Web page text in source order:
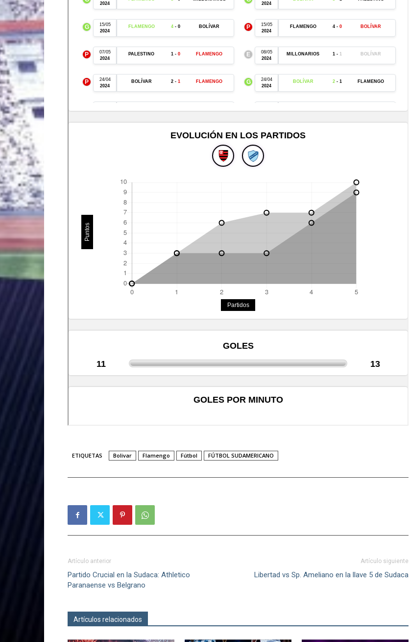
ETIQUETAS Bolivar Flamengo Fútbol FÚTBOL SUDAMERICANO
Artículo anterior
Partido Crucial en la Sudaca: Athletico
Paranaense vs Belgrano
Artículo siguiente
Libertad vs Sp. Ameliano en la llave 5 de Sudaca
Artículos relacionados